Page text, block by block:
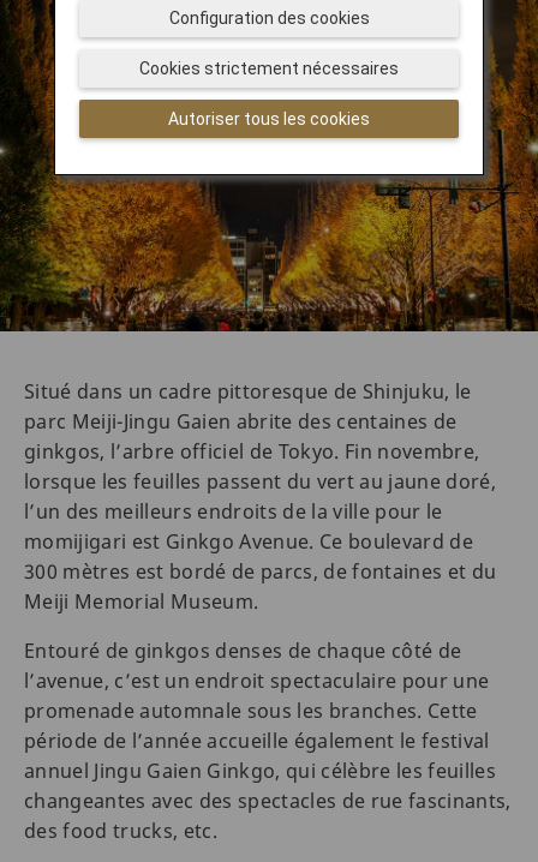
Situé dans un cadre pittoresque de Shinjuku, le
parc Meiji-Jingu Gaien abrite des centaines de
ginkgos, l’arbre officiel de Tokyo. Fin novembre,
lorsque les feuilles passent du vert au jaune doré,
l’un des meilleurs endroits de la ville pour le
momijigari est Ginkgo Avenue. Ce boulevard de
300 mètres est bordé de parcs, de fontaines et du
Meiji Memorial Museum.
Entouré de ginkgos denses de chaque côté de
l’avenue, c’est un endroit spectaculaire pour une
promenade automnale sous les branches. Cette
période de l’année accueille également le festival
annuel Jingu Gaien Ginkgo, qui célèbre les feuilles
changeantes avec des spectacles de rue fascinants,
des food trucks, etc.
Autoriser tous les cookies
Cookies strictement nécessaires
Configuration des cookies